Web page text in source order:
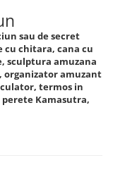
sau de secret
cu chitara, cana cu
sculptura amuzana
organizator amuzant
termos in
Kamasutra,